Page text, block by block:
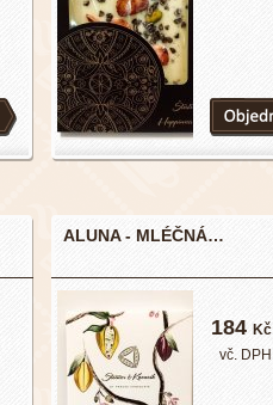
ALUNA - MLÉČNÁ…
184 Kč
vč. DPH